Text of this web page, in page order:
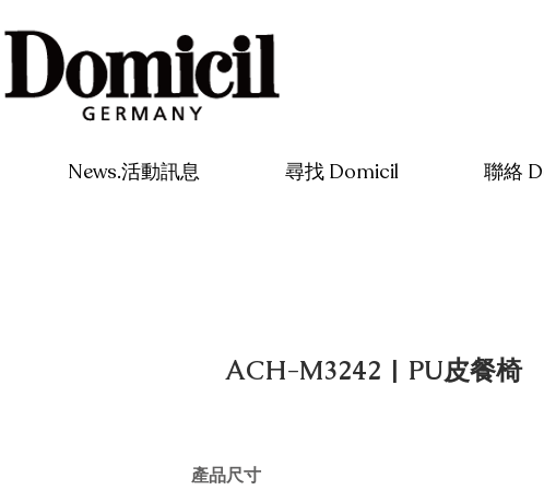
News.活動訊息 尋找 Domicil 聯絡
ACH-M3242 | PU皮餐椅
產品尺寸